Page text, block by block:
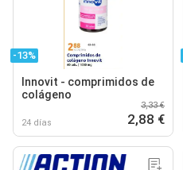
-13%
Innovit - comprimidos de
colágeno
24 días
3,33 €
2,88 €